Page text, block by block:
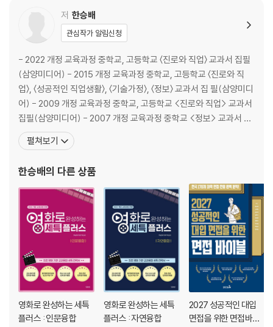
저 한승배
관심작가 알림신청
- 2022 개정 교육과정 중학교, 고등학교 〈진로와 직업〉 교과서 집필
(삼양미디어) - 2015 개정 교육과정 중학교, 고등학교 〈진로와 직
업〉, 〈성공적인 직업생활〉, 〈기술가정〉, 〈정보〉 교과서 집 필(삼양미디
어) - 2009 개정 교육과정 중학교, 고등학교 <진로와 직업> 교과서
집필(삼양미디어) - 2007 개정 교육과정 중학교 <정보> 교과서 집
필(삼양미디어) - 7차 시기 고등학교 <정보사회와 컴퓨터> 교과서
집필(삼양미디어) - <교과서 속 인물로 완성하는 세특 플러스 1, 2>,
펼쳐보기
한승배의 다른 상품
영화로 완성하는 세특
플러스 : 인문융합
영화로 완성하는 세특
플러스 : 자연융합
2027 성공적인 대입
면접을 위한 면접바이